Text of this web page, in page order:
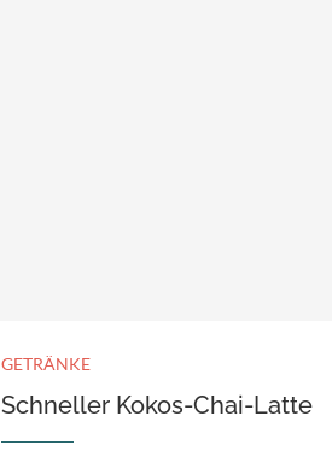
GETRÄNKE
Schneller Kokos-Chai-Latte